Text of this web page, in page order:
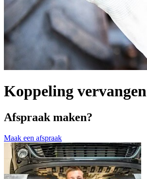
Koppeling vervangen
Afspraak maken?
Maak een afspraak